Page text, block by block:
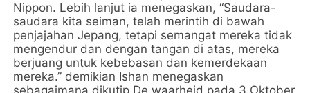
Nippon. Lebih lanjut ia menegaskan, “Saudara-
saudara kita seiman, telah merintih di bawah
penjajahan Jepang, tetapi semangat mereka tidak
mengendur dan dengan tangan di atas, mereka
berjuang untuk kebebasan dan kemerdekaan
mereka.” demikian Ishan menegaskan
sebagaimana dikutip De waarheid pada 3 Oktober